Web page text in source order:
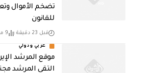
تضخم الأموال
للقانون
قبل 23 دقيقة 9 مشاهدات
عربي ودولي
موقع المرشد
التقى المرشد